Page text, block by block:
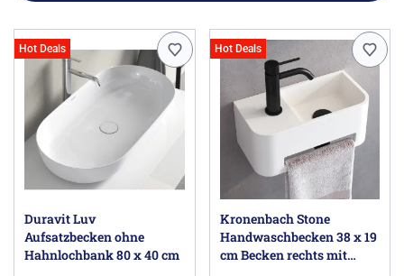
Hot Deals
Duravit Luv
Aufsatzbecken ohne
Hahnlochbank 80 x 40 cm
Hot Deals
Kronenbach Stone
Handwaschbecken 38 x 19
cm Becken rechts mit